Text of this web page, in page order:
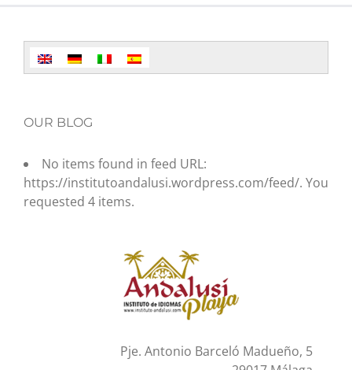
OUR BLOG
No items found in feed URL:
https://institutoandalusi.wordpress.com/feed/. You
requested 4 items.
Pje. Antonio Barceló Madueño, 5